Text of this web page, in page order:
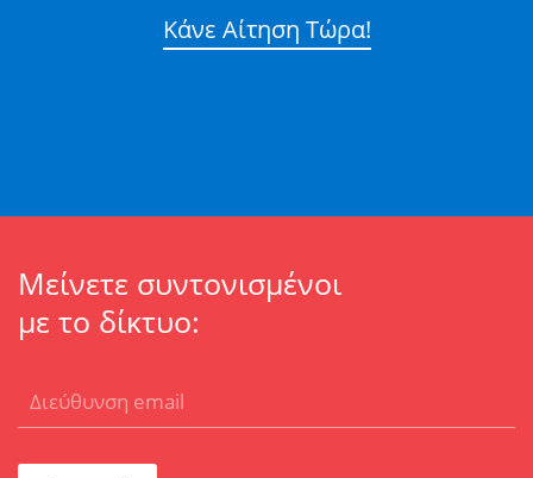
Κάνε Αίτηση Τώρα!
Μείνετε συντονισμένοι
με το δίκτυο: